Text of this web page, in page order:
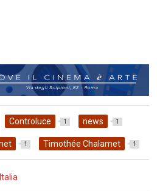
Controluce 1 news 1
1 Timothée Chalamet 1